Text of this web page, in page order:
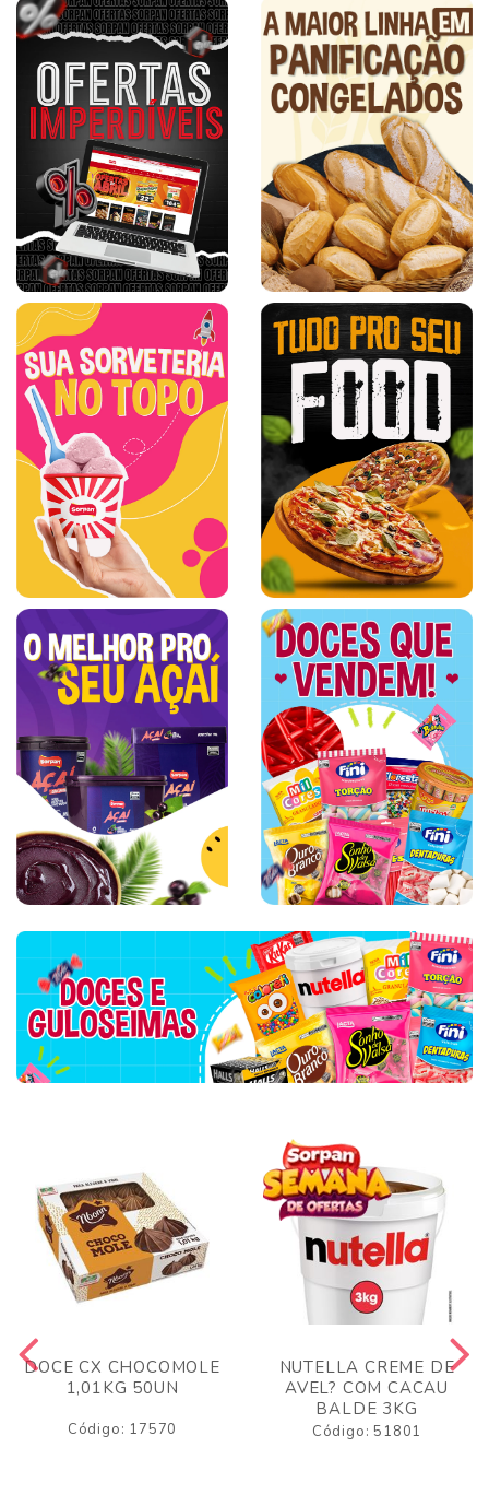
DOCE CX CHOCOMOLE
1,01KG 50UN
Código: 17570
NUTELLA CREME DE
AVEL? COM CACAU
BALDE 3KG
Código: 51801